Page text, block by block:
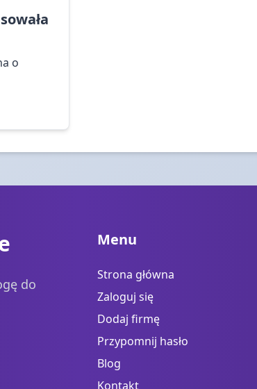
o
do
Menu
Strona główna
Zaloguj się
Dodaj firmę
Przypomnij hasło
Blog
Kontakt